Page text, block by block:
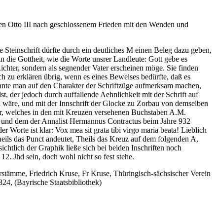
Otto III nach geschlossenem Frieden mit den Wenden und
dürfte durch ein deutliches M einen Beleg dazu geben,
die Gottheit, wie die Worte unsrer Landleute: Gott gebe es
sondern als segnender Vater erscheinen möge. Sie finden
erklären übrig, wenn es eines Beweises bedürfte, daß es
man auf den Charakter der Schriftzüge aufmerksam machen,
der jedoch durch auffallende Aehnlichkeit mit der Schrift auf
und mit der Innschrift der Glocke zu Zorbau von demselben
welches in den mit Kreuzen versehenen Buchstaben A.M.
dem der Annalist Hermannus Contractus beim Jahre 932
Worte ist klar: Vox mea sit grata tibi virgo maria beata! Lieblich
das Punct andeutet, Theils das Kreuz auf dem folgenden A,
der Graphik ließe sich bei beiden Inschriften noch
Jhd sein, doch wohl nicht so fest stehe.
Friedrich Kruse, Fr Kruse, Thüringisch-sächsischer Verein
(Bayrische Staatsbibliothek)